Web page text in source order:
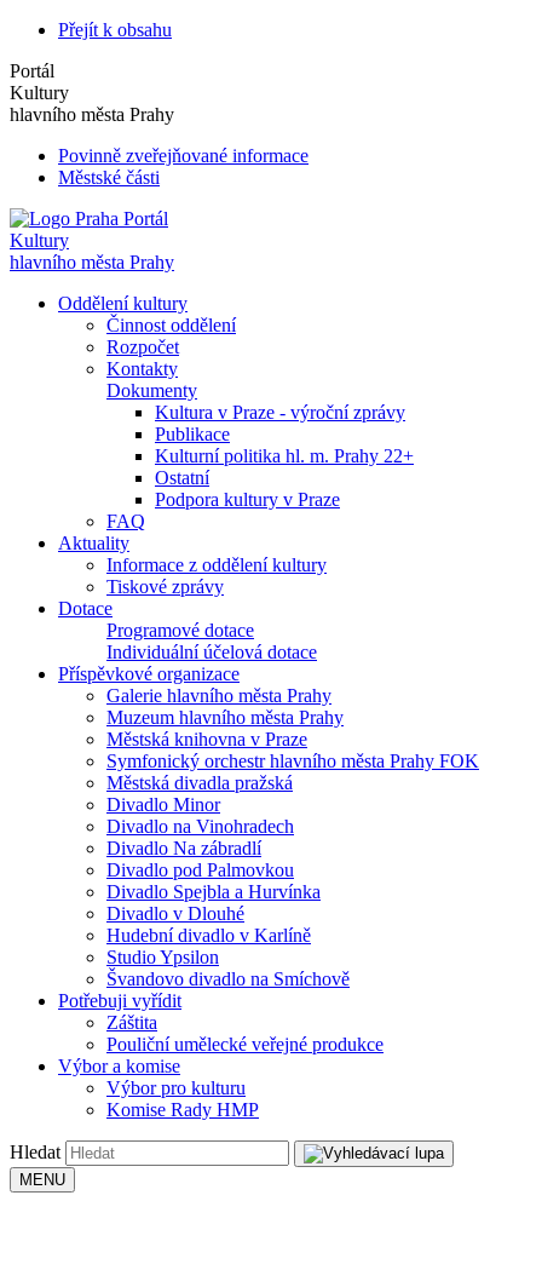
Přejít k obsahu
Portál
Kultury
hlavního města Prahy
Povinně zveřejňované informace
Městské části
Portál
Kultury
hlavního města Prahy
Oddělení kultury
Činnost oddělení
Rozpočet
Kontakty
Dokumenty
Kultura v Praze - výroční zprávy
Publikace
Kulturní politika hl. m. Prahy 22+
Ostatní
Podpora kultury v Praze
FAQ
Aktuality
Informace z oddělení kultury
Tiskové zprávy
Dotace
Programové dotace
Individuální účelová dotace
Příspěvkové organizace
Galerie hlavního města Prahy
Muzeum hlavního města Prahy
Městská knihovna v Praze
Symfonický orchestr hlavního města Prahy FOK
Městská divadla pražská
Divadlo Minor
Divadlo na Vinohradech
Divadlo Na zábradlí
Divadlo pod Palmovkou
Divadlo Spejbla a Hurvínka
Divadlo v Dlouhé
Hudební divadlo v Karlíně
Studio Ypsilon
Švandovo divadlo na Smíchově
Potřebuji vyřídit
Záštita
Pouliční umělecké veřejné produkce
Výbor a komise
Výbor pro kulturu
Komise Rady HMP
Hledat
MENU